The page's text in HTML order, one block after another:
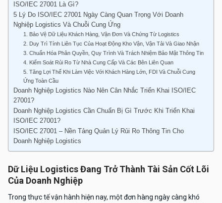
ISO/IEC 27001 Là Gì?
5 Lý Do ISO/IEC 27001 Ngày Càng Quan Trọng Với Doanh
Nghiệp Logistics Và Chuỗi Cung Ứng
1. Bảo Vệ Dữ Liệu Khách Hàng, Vận Đơn Và Chứng Từ Logistics
2. Duy Trì Tính Liên Tục Của Hoạt Động Kho Vận, Vận Tải Và Giao Nhận
3. Chuẩn Hóa Phân Quyền, Quy Trình Và Trách Nhiệm Bảo Mật Thông Tin
4. Kiểm Soát Rủi Ro Từ Nhà Cung Cấp Và Các Bên Liên Quan
5. Tăng Lợi Thế Khi Làm Việc Với Khách Hàng Lớn, FDI Và Chuỗi Cung
Ứng Toàn Cầu
Doanh Nghiệp Logistics Nào Nên Cân Nhắc Triển Khai ISO/IEC
27001?
Doanh Nghiệp Logistics Cần Chuẩn Bị Gì Trước Khi Triển Khai
ISO/IEC 27001?
ISO/IEC 27001 – Nền Tảng Quản Lý Rủi Ro Thông Tin Cho
Doanh Nghiệp Logistics
Dữ Liệu Logistics Đang Trở Thành Tài Sản Cốt Lõi
Của Doanh Nghiệp
Trong thực tế vận hành hiện nay, một đơn hàng ngày càng khó